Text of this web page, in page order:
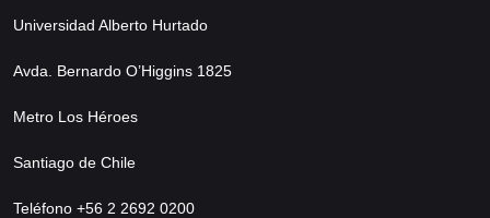
Universidad Alberto Hurtado
Avda. Bernardo O’Higgins 1825
Metro Los Héroes
Santiago de Chile
Teléfono +56 2 2692 0200